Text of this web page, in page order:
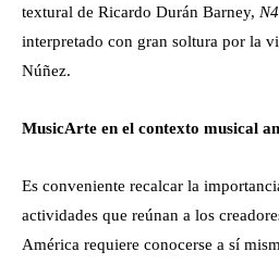
textural de Ricardo Durán Barney,
interpretado con gran soltura por la
Núñez.
MusicArte en el contexto musical
Es conveniente recalcar la
actividades que reúnan a los
América requiere conocerse a sí